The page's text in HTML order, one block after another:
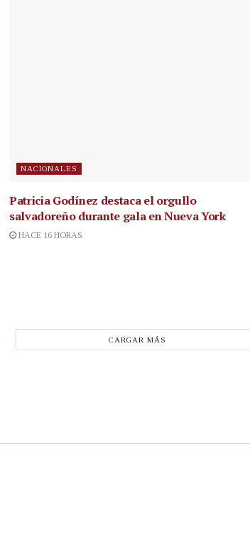
NACIONALES
Patricia Godínez destaca el orgullo
salvadoreño durante gala en Nueva York
HACE 16 HORAS
CARGAR MÁS